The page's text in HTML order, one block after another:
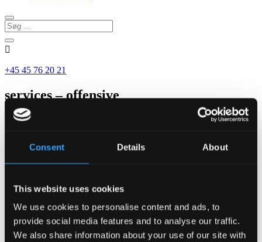
Consent Details About
This website uses cookies
We use cookies to personalise content and ads, to
provide social media features and to analyse our traffic.
We also share information about your use of our site with

+45 45 76 20 21
services – offensive
Sårbarhedsscanning
Hver eneste dag opdages der nye sikkerhedshuller i den software og
hardware, jeres virksomhed er afhængig af. En firewall, der var
sikker i går, kan have en kritisk sårbarhed i dag.
Sårbarhedsscanninger jeres automatiserede vagtværn, der